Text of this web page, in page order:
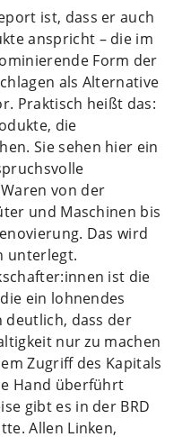
ist, dass er auch
anspricht – die im
Form der
als Alternative
Praktisch heißt das:
die
Sie sehen hier ein
von der
und Maschinen bis
Das wird
unterlegt.
ist die
ein lohnendes
deutlich, dass der
nur zu machen
Zugriff des Kapitals
Hand überführt
gibt es in der BRD
Allen Linken,